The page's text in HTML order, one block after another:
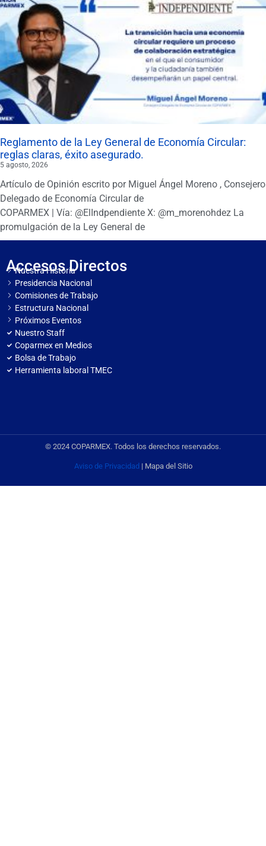
Reglamento de la Ley General de Economía Circular:
reglas claras, éxito asegurado.
5 agosto, 2026
Artículo de Opinión escrito por Miguel Ángel Moreno , Consejero
Delegado de Economía Circular de
COPARMEX | Vía: @ElIndpendiente X: @m_morenohdez La
promulgación de la Ley General de
Accesos Directos
Nuestra Historia
Presidencia Nacional
Comisiones de Trabajo
Estructura Nacional
Próximos Eventos
Nuestro Staff
Coparmex en Medios
Bolsa de Trabajo
Herramienta laboral TMEC
© 2024 COPARMEX. Todos los derechos reservados.
Aviso de Privacidad | Mapa del Sitio